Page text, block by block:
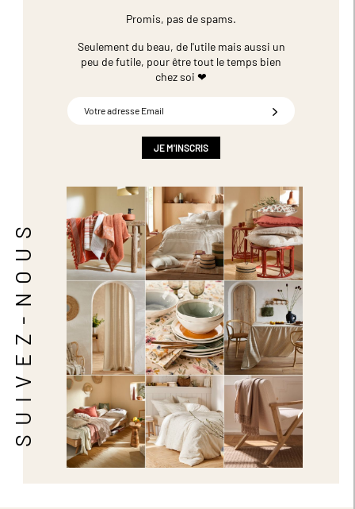
SUIVEZ-NOUS
Promis, pas de spams.
Seulement du beau, de l'utile mais aussi un
peu de futile, pour être tout le temps bien
chez soi ❤
JE M'INSCRIS